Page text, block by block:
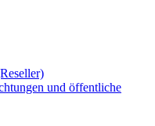
und öffentliche